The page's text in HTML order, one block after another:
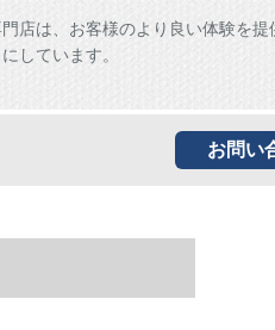
店は、お客様のより良い体験を提
しています。
お問い